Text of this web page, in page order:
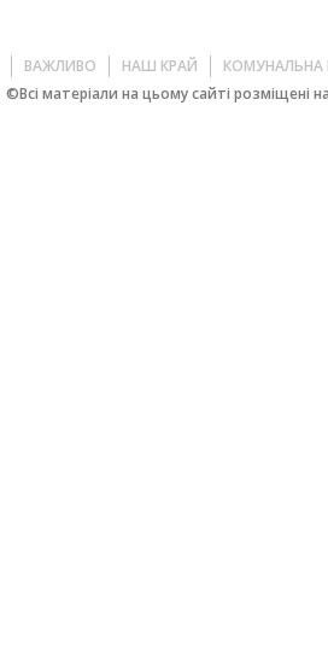
ВАЖЛИВО НАШ КРАЙ
КОМУНАЛЬНА
©Всі матеріали на цьому сайті розміщені